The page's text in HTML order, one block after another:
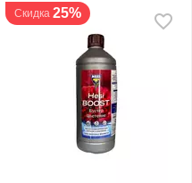
Скидка 25%